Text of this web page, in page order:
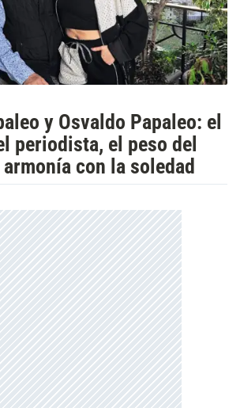
y Osvaldo Papaleo: el
periodista, el peso del
con la soledad